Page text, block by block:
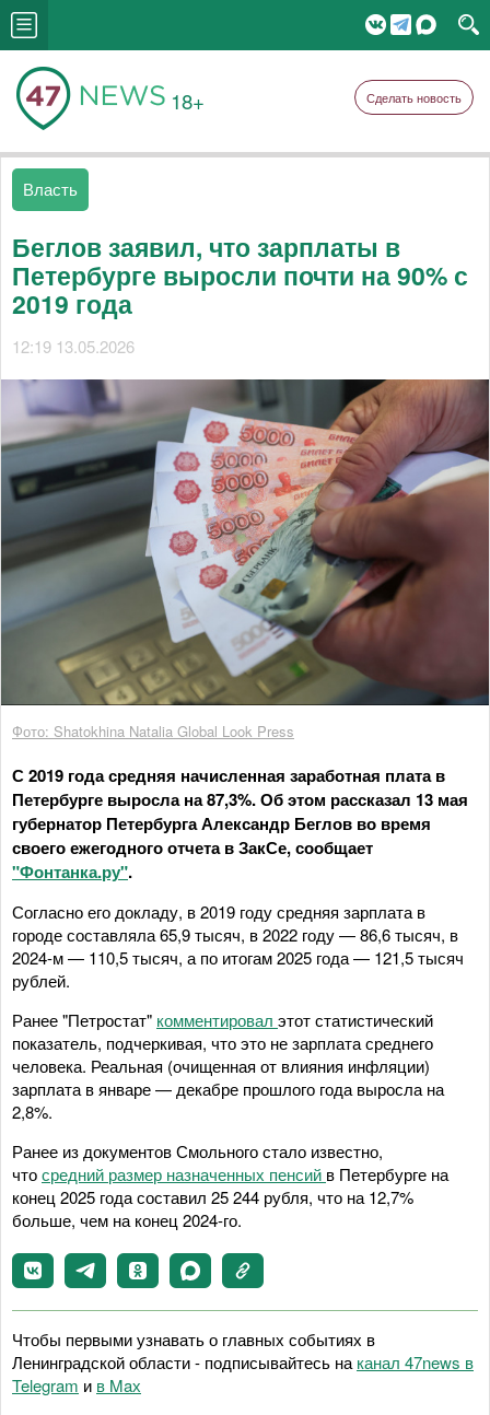
18+ Сделать новость
Власть
Беглов заявил, что зарплаты в
Петербурге выросли почти на 90% с
2019 года
12:19 13.05.2026
Фото: Shatokhina Natalia Global Look Press
С 2019 года средняя начисленная заработная плата в
Петербурге выросла на 87,3%. Об этом рассказал 13 мая
губернатор Петербурга Александр Беглов во время
своего ежегодного отчета в ЗакСе, сообщает
"Фонтанка.ру".
Согласно его докладу, в 2019 году средняя зарплата в
городе составляла 65,9 тысяч, в 2022 году — 86,6 тысяч, в
2024-м — 110,5 тысяч, а по итогам 2025 года — 121,5 тысяч
рублей.
Ранее "Петростат" комментировал этот статистический
показатель, подчеркивая, что это не зарплата среднего
человека. Реальная (очищенная от влияния инфляции)
зарплата в январе — декабре прошлого года выросла на
2,8%.
Ранее из документов Смольного стало известно,
чтосредний размер назначенных пенсий в Петербурге на
конец 2025 года составил 25 244 рубля, что на 12,7%
больше, чем на конец 2024-го.
Чтобы первыми узнавать о главных событиях в
Ленинградской области - подписывайтесь на канал 47news в
Telegram и в Maх